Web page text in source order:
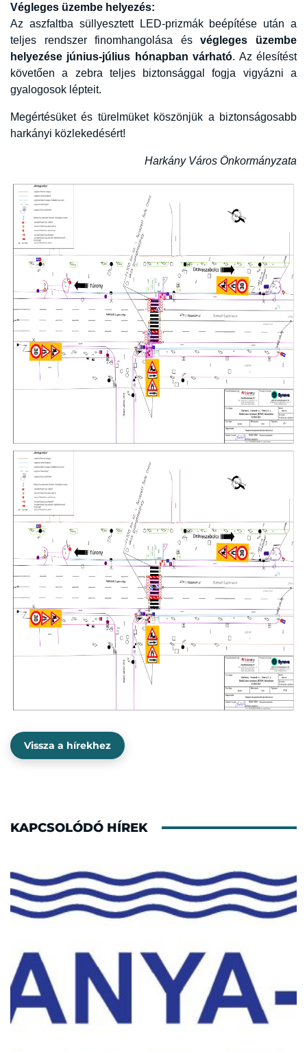
Végleges üzembe helyezés:
Az aszfaltba süllyesztett LED-prizmák beépítése után a
teljes rendszer finomhangolása ésvégleges üzembe
helyezése június-július hónapban várható. Az élesítést
követően a zebra teljes biztonsággal fogja vigyázni a
gyalogosok lépteit.
Megértésüket és türelmüket köszönjük a biztonságosabb
harkányi közlekedésért!
Harkány Város Önkormányzata
Vissza a hírekhez
KAPCSOLÓDÓ HÍREK